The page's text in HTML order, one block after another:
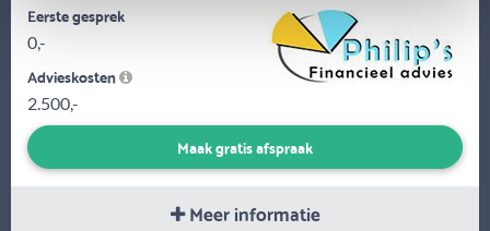
Eerste gesprek
0,-
Advieskosten
2.500,-
Maak gratis afspraak
Meer informatie